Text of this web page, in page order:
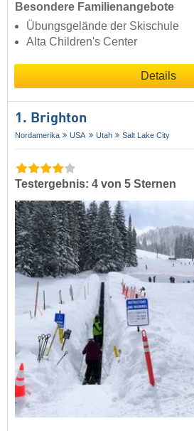
Besondere Familienangebote
Übungsgelände der Skischule
Alta Children's Center
Details
1. Brighton
Nordamerika USA Utah Salt Lake City
Testergebnis: 4 von 5 Sternen